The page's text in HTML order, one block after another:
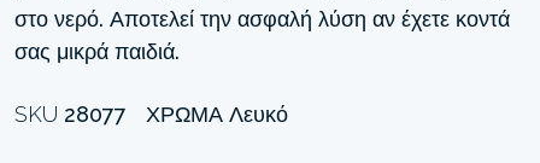
στο νερό. Αποτελεί την ασφαλή λύση αν έχετε κοντά
σας μικρά παιδιά.
SKU 28077 ΧΡΏΜΑ Λευκό